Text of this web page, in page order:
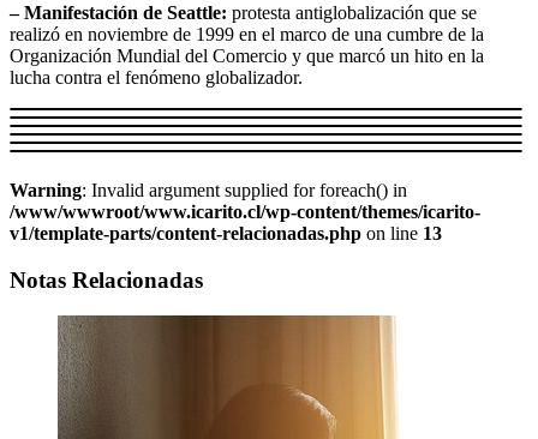
– Manifestación de Seattle: protesta antiglobalización que se
realizó en noviembre de 1999 en el marco de una cumbre de la
Organización Mundial del Comercio y que marcó un hito en la
lucha contra el fenómeno globalizador.
Warning: Invalid argument supplied for foreach() in
/www/wwwroot/www.icarito.cl/wp-content/themes/icarito-
v1/template-parts/content-relacionadas.php on line 13
Notas Relacionadas